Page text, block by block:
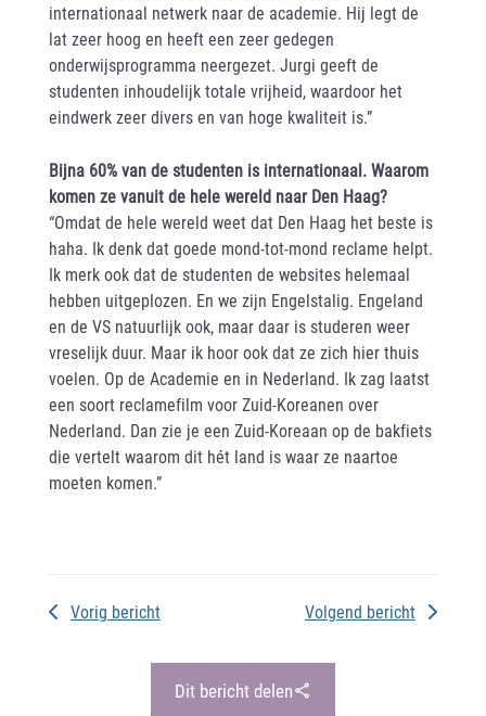
internationaal netwerk naar de academie. Hij legt de
lat zeer hoog en heeft een zeer gedegen
onderwijsprogramma neergezet. Jurgi geeft de
studenten inhoudelijk totale vrijheid, waardoor het
eindwerk zeer divers en van hoge kwaliteit is.”
Bijna 60% van de studenten is internationaal. Waarom
komen ze vanuit de hele wereld naar Den Haag?
“Omdat de hele wereld weet dat Den Haag het beste is
haha. Ik denk dat goede mond-tot-mond reclame helpt.
Ik merk ook dat de studenten de websites helemaal
hebben uitgeplozen. En we zijn Engelstalig. Engeland
en de VS natuurlijk ook, maar daar is studeren weer
vreselijk duur. Maar ik hoor ook dat ze zich hier thuis
voelen. Op de Academie en in Nederland. Ik zag laatst
een soort reclamefilm voor Zuid-Koreanen over
Nederland. Dan zie je een Zuid-Koreaan op de bakfiets
die vertelt waarom dit hét land is waar ze naartoe
moeten komen.”
Vorig bericht Volgend bericht
Dit bericht delen